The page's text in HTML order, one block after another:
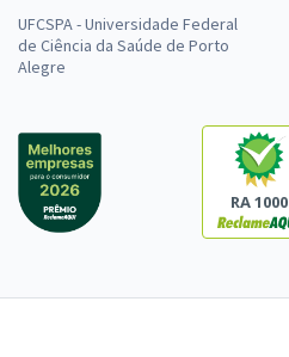
UFCSPA - Universidade Federal
de Ciência da Saúde de Porto
Alegre
RA 1000